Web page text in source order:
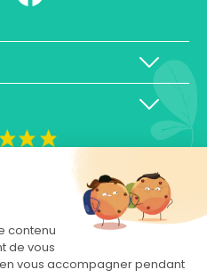
contenu
de vous
vous accompagner pendant